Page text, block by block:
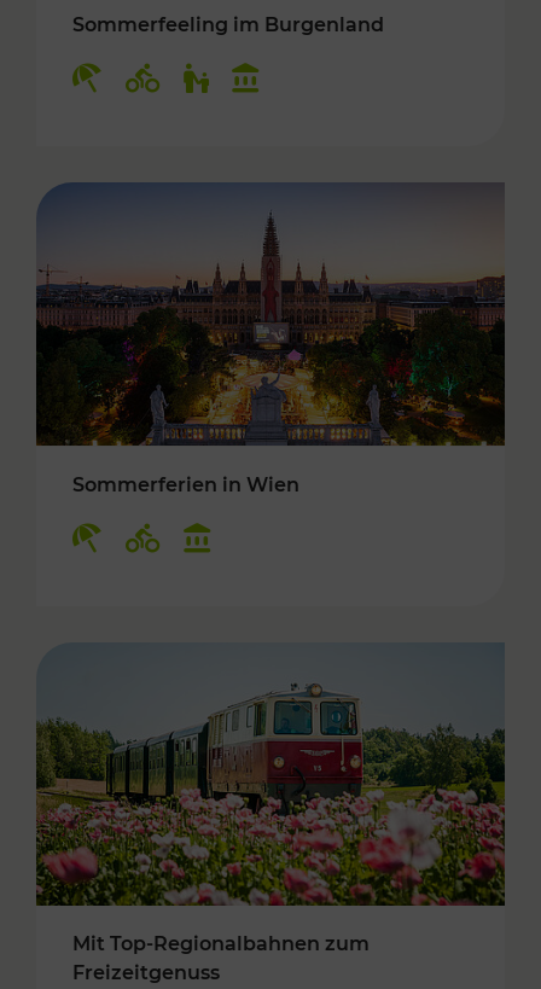
Sommerfeeling im Burgenland
Sommerferien in Wien
Mit Top-Regionalbahnen zum
Freizeitgenuss